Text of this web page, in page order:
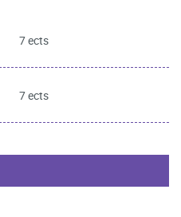
7 ects
7 ects